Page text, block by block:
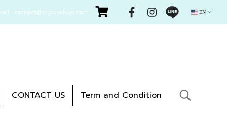
: contact@icyicyshop.com EN
CONTACT US Term and Condition